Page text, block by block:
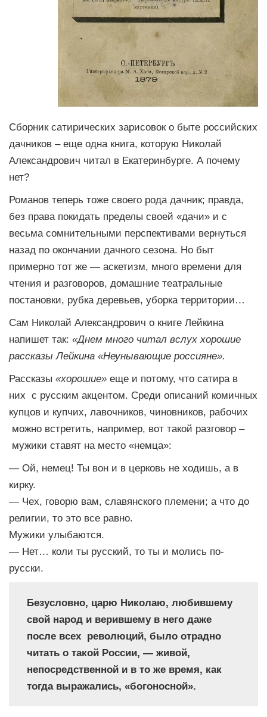
Сборник сатирических зарисовок о быте российских
дачников – еще одна книга, которую Николай
Александрович читал в Екатеринбурге. А почему
нет?
Романов теперь тоже своего рода дачник; правда,
без права покидать пределы своей «дачи» и с
весьма сомнительными перспективами вернуться
назад по окончании дачного сезона. Но быт
примерно тот же — аскетизм, много времени для
чтения и разговоров, домашние театральные
постановки, рубка деревьев, уборка территории…
Сам Николай Александрович о книге Лейкина
напишет так: «Днем много читал вслух хорошие
рассказы Лейкина «Неунывающие россияне».
Рассказы «хорошие» еще и потому, что сатира в
них с русским акцентом. Среди описаний комичных
купцов и купчих, лавочников, чиновников, рабочих
можно встретить, например, вот такой разговор –
мужики ставят на место «немца»:
— Ой, немец! Ты вон и в церковь не ходишь, а в
кирку.
— Чех, говорю вам, славянского племени; а что до
религии, то это все равно.
Мужики улыбаются.
— Нет… коли ты русский, то ты и молись по-
русски.
Безусловно, царю Николаю, любившему
свой народ и верившему в него даже
после всех революций, было отрадно
читать о такой России, — живой,
непосредственной и в то же время, как
тогда выражались, «богоносной».